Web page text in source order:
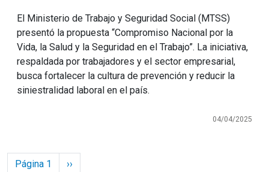
El Ministerio de Trabajo y Seguridad Social (MTSS)
presentó la propuesta “Compromiso Nacional por la
Vida, la Salud y la Seguridad en el Trabajo”. La iniciativa,
respaldada por trabajadores y el sector empresarial,
busca fortalecer la cultura de prevención y reducir la
siniestralidad laboral en el país.
04/04/2025
Paginación
Página 1 Siguiente página
››